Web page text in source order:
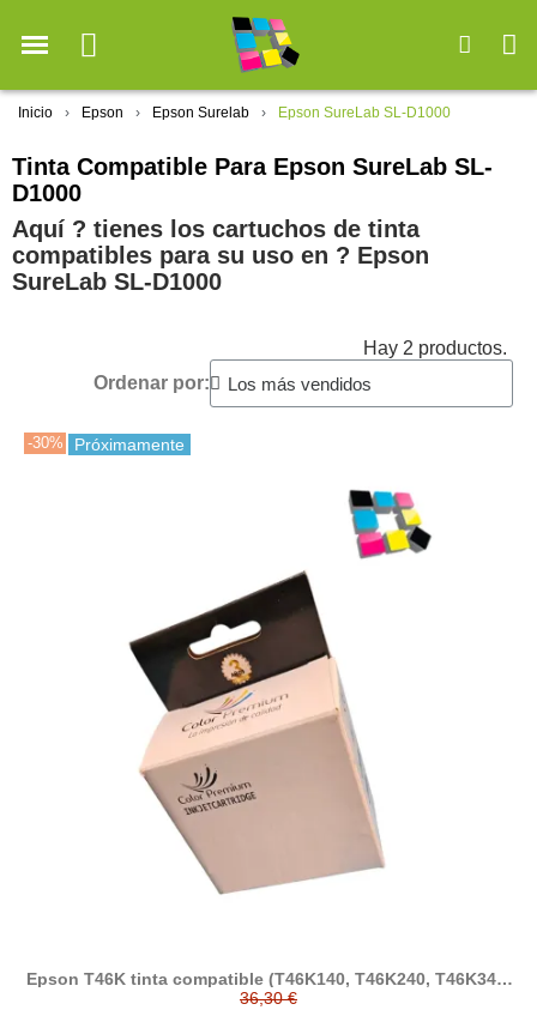
Inicio Epson Epson Surelab Epson SureLab SL-D1000
Tinta Compatible Para Epson SureLab SL-
D1000
Aquí ? tienes los cartuchos de tinta
compatibles para su uso en ?️ Epson
SureLab SL-D1000
Hay 2 productos.
Ordenar por:
-30% Próximamente
Epson T46K tinta compatible (T46K140, T46K240, T46K340,
T46K440, T46K540, T46K640)
36,30 €